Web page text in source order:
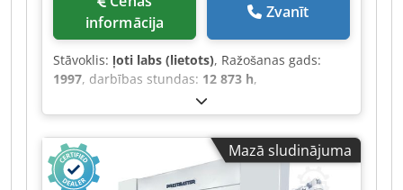
informācija
Zvanīt
Stāvoklis: ļoti labs (lietots), Ražošanas gads:
1997, darbības stundas: 12 873 h,
pilnībā funkcionāls
svars:4 800 kg, degvielas veids:dīzeļdegviela,
nominālā (šķietamā) jauda:300 kVA, dzinēju
ražotājs:
, dzesēšanas veids:
ūdens ,
Mazā sludinājuma